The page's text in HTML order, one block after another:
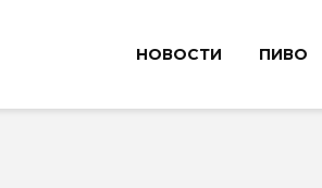
НОВОСТИ ПИВО